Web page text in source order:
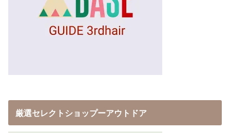
厳選セレクトショップーアウトドア